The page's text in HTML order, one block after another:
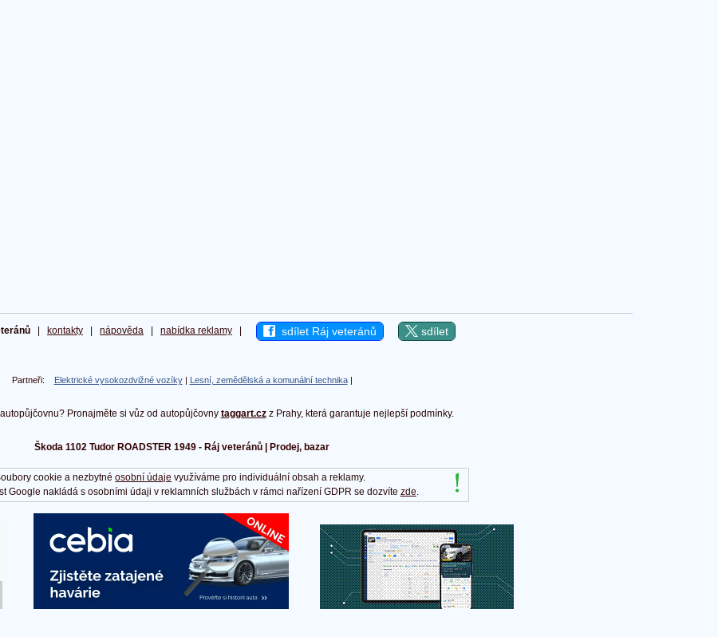
kontakty nápověda nabídka reklamy sdílet Ráj veteránů sdílet
Partneři: Elektrické vysokozdvižné vozíky| Lesní, zemědělská a komunální technika|
Pronajměte si vůz od autopůjčovny taggart.czz Prahy, která garantuje nejlepší podmínky.
Škoda 1102 Tudor ROADSTER 1949 - Ráj veteránů | Prodej, bazar
cookie a nezbytnéosobní údaje využíváme pro individuální obsah a reklamy.
Google nakládá s osobními údaji v reklamních službách v rámci nařízení GDPR se dozvíte zde.